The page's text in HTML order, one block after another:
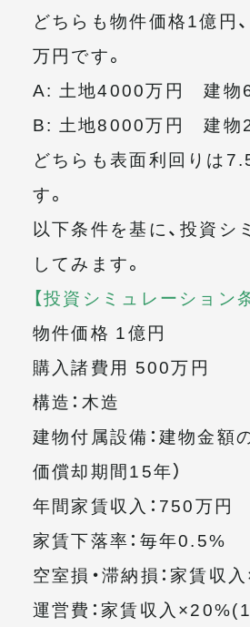
どちらも物件価格1億円
万円です。
A: 土地4000万円 建物
B: 土地8000万円 建物
どちらも表面利回りは
す。
以下条件を基に、投資シ
してみます。
【投資シミュレーション
物件価格 1億円
購入諸費用 500万円
構造：木造
建物付属設備：建物金額
価償却期間15年）
年間家賃収入：750万円
家賃下落率：毎年0.5%
空室損・滞納損：家賃収
運営費：家賃収入